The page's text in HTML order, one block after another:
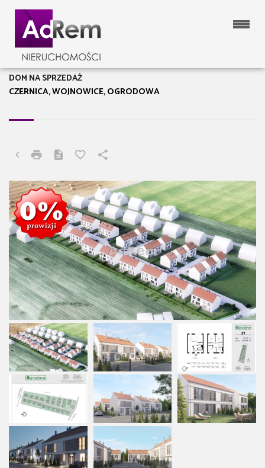
CZERNICA, WOJNOWICE, OGRODOWA
DOM NA SPRZEDAŻ